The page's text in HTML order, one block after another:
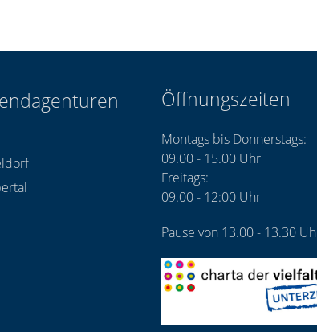
Öffnungszeiten
Montags bis Donnerstags:
09.00 - 15.00 Uhr
Freitags:
09.00 - 12:00 Uhr
Pause von 13.00 - 13.30